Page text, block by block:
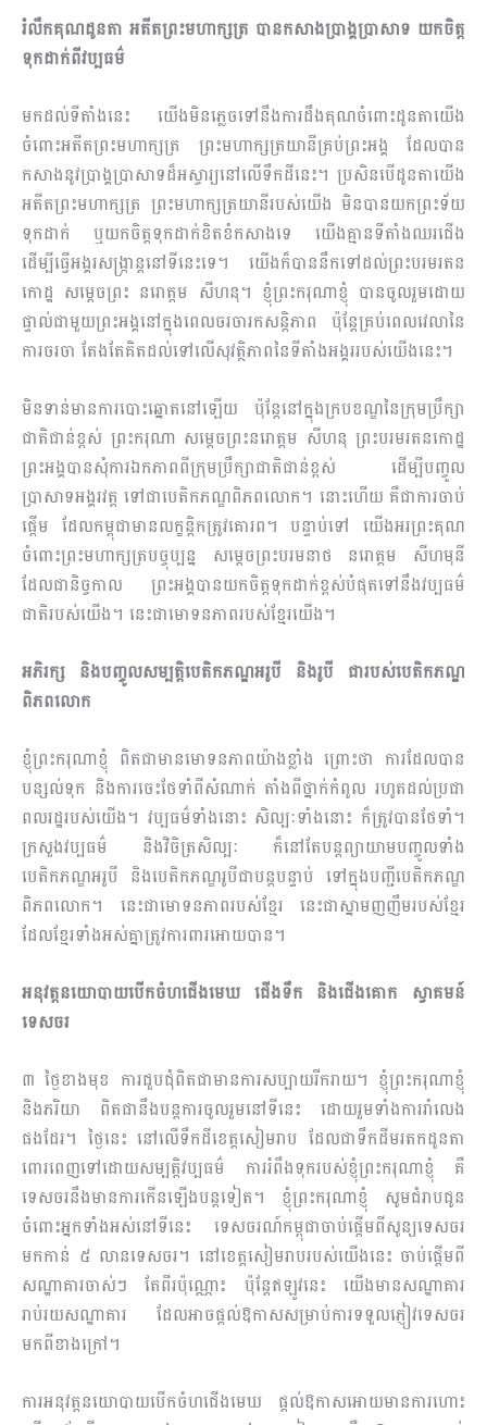
រំលឹកគុណដូនតា អតីតព្រះមហាក្សត្រ បានកសាងប្រាង្គប្រាសាទ យកចិត្ត
ទុកដាក់ពីវប្បធម៌
មកដល់ទីតាំងនេះ យើងមិនភ្លេចទៅនឹងការដឹងគុណចំពោះដូនតាយើង
ចំពោះអតីតព្រះមហាក្សត្រ ព្រះ​មហា​ក្សត្រយានីគ្រប់ព្រះអង្គ ដែលបាន
កសាងនូវប្រាង្គប្រាសាទដ៏អស្ចារ្យនៅលើទឹកដីនេះ។​ ប្រសិនបើដូន​តា​យើង
អតីតព្រះមហាក្សត្រ ព្រះមហាក្សត្រយានីរបស់យើង មិនបានយកព្រះទ័យ
ទុកដាក់ ឬយកចិត្តទុក​ដាក់​ខិតខំកសាងទេ យើងគ្មានទីតាំងឈរជើង
ដើម្បីធ្វើអង្គរសង្រ្កាន្តនៅទីនេះទេ។ យើងក៏បាននឹកទៅដល់​ព្រះ​បរម​រតន
កោដ្ឋ សម្ដេចព្រះ នរោត្តម សីហនុ។ ខ្ញុំព្រះករុណាខ្ញុំ បានចូលរួមដោយ
ផ្ទាល់ជាមួយព្រះអង្គ​នៅ​ក្នុង​ពេលចរចារកសន្ដិភាព ប៉ុន្តែគ្រប់ពេលវេលានៃ
ការចរចា តែងតែគិតដល់ទៅលើសុវត្ថិភាពនៃទីតាំង​អង្គរ​របស់យើងនេះ។
មិនទាន់មានការបោះឆ្នោតនៅឡើយ ប៉ុន្តែនៅក្នុងក្របខណ្ឌនៃក្រុមប្រឹក្សា
ជាតិជាន់​ខ្ពស់ ព្រះករុណា សម្ដេច​ព្រះនរោត្តម សីហនុ ព្រះបរមរតនកោដ្ឋ
ព្រះអង្គបានសុំការឯកភាពពីក្រុ​ម​ប្រឹក្សា​ជាតិ​ជាន់ខ្ពស់ ដើម្បី​បញ្ចូល​​
ប្រាសាទអង្គរវត្ត ទៅជាបេតិកភណ្ឌពិភពលោក។ នោះហើយ គឺជាការចាប់
ផ្ដើម ដែលកម្ពុជាមាន​លក្ខន្ដិក​ត្រូវគោរព។ បន្ទាប់ទៅ យើងអរព្រះគុណ
ចំពោះព្រះមហាក្សត្របច្ចុប្បន្ន សម្ដេចព្រះ​បរម​នាថ នរោត្តម សីហមុនី
ដែលជានិច្ចកាល​ ព្រះអង្គបានយកចិត្តទុកដាក់ខ្ពស់បំផុត​ទៅនឹង​វប្បធម៌​
ជាតិ​របស់​យើង។ នេះជា​មោទនភាពរបស់ខ្មែរយើង។
អភិរក្ស និងបញ្ចូលសម្បត្តិបេតិកភណ្ឌអរូបី និងរូបី ជារបស់បេតិកភណ្ឌ
ពិភពលោក
ខ្ញុំព្រះករុណាខ្ញុំ ពិតជាមានមោទនភាពយ៉ាងខ្លាំង ព្រោះថា ការដែលបាន
បន្សល់ទុក និងការចេះថែទាំពី​សំ​ណាក់​ តាំងពីថ្នាក់កំពូល​ រហូតដល់ប្រជា
ពលរដ្ឋរបស់យើង។ វប្បធម៌ទាំងនោះ សិល្បៈទាំងនោះ ក៏ត្រូវ​បាន​ថែ​ទាំ។
ក្រសួងវប្បធម៌ និងវិចិត្រសិល្បៈ ក៏នៅតែបន្តព្យាយាមបញ្ចូលទាំង
បេតិកភណ្ឌអរូបី និងបេតិក​ភណ្ឌ​រូបីជាបន្តបន្ទាប់ ទៅក្នុងបញ្ជីបេតិកភណ្ឌ
ពិភពលោក។ នេះជាមោទនភាពរបស់ខ្មែរ នេះជាស្នាម​ញញឹម​របស់ខ្មែរ
ដែលខ្មែរទាំងអស់គ្នាត្រូវការពារអោយបាន។
អនុវត្តនយោបាយបើកចំហជើងមេឃ ជើងទឹក និងជើងគោក ស្វាគមន៍
ទេសចរ
៣ ថ្ងៃខាងមុខ ការជួបជុំពិតជាមានការសប្បាយរីករាយ។ ខ្ញុំព្រះករុណាខ្ញុំ
និងភរិយា ពិតជានឹងបន្តការចូល​រួម​នៅ​ទីនេះ ដោយរួមទាំងការរាំលេង
ផងដែរ។ ថ្ងៃនេះ នៅលើទឹកដីខេត្តសៀមរាប ដែលជាទឹកដីមរតក​ដូន​តា
ពោរពេញទៅដោយសម្បតិ្តវប្បធម៌ ការរំពឹងទុករបស់ខ្ញុំព្រះករុណាខ្ញុំ គឺ
ទេសចរនឹងមានការ​កើនឡើង​បន្ត​ទៀត។ ខ្ញុំព្រះករុណាខ្ញុំ សូមជំរាបជូន
ចំពោះអ្នកទាំងអស់នៅទីនេះ ទេសចរណ៍កម្ពុជាចាប់ផ្ដើមពី​សូន្យទេស​ចរ
មកកាន់ ៥ លានទេសចរ។ នៅខេត្តសៀមរាបរបស់យើងនេះ ចាប់ផ្ដើមពី
សណ្ឋាគារចាស់ៗ តែពីរ​ប៉ុណ្ណោះ ប៉ុន្តែឥឡូវនេះ យើងមានសណ្ឋាគារ
រាប់រយសណ្ឋាគារ ដែលអាចផ្ដល់ឱកាសសម្រាប់ការ​ទទួល​ភ្ញៀវ​ទេសចរ
មកពីខាងក្រៅ។
ការអនុវត្តនយោបាយបើកចំហជើងមេឃ ផ្ដល់ឱកាសអោយមានការហោះ​